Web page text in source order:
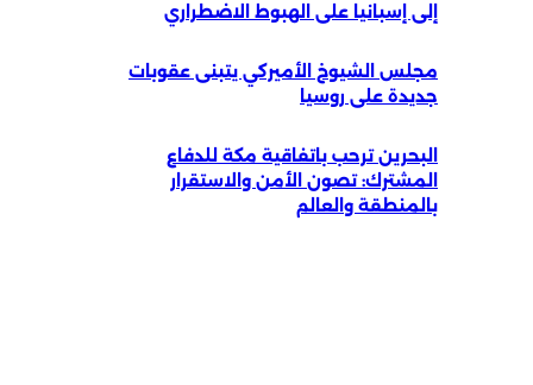
إلى إسبانيا على الهبوط الاضطراري
مجلس الشيوخ الأميركي يتبنى عقوبات
جديدة على روسيا
البحرين ترحب باتفاقية مكة للدفاع
المشترك: تصون الأمن والاستقرار
بالمنطقة والعالم